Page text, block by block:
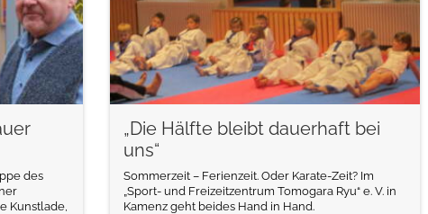
des
Kunstlade,
„Die Hälfte bleibt dauerhaft bei
uns“
Sommerzeit – Ferienzeit. Oder Karate-Zeit? Im
„Sport- und Freizeitzentrum Tomogara Ryu“ e. V. in
Kamenz geht beides Hand in Hand.